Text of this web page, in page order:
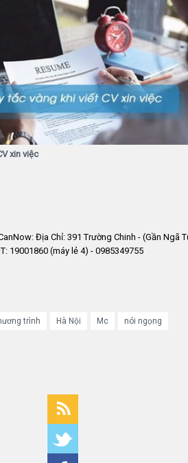
xin việc
Địa Chỉ: 391 Trường Chinh - (Gần Ngã
19001860 (máy lẻ 4) - 0985349755
trình Hà Nội Mc nói ngọng